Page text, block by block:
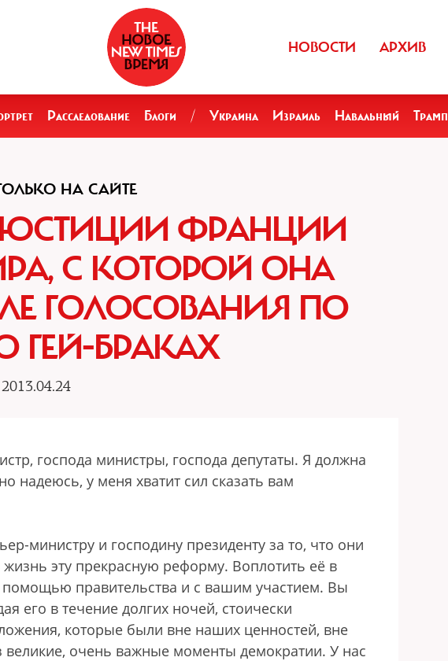
НОВОСТИ АРХИВ
Расследование Блоги / Украина Израиль Навальный Трамп
НА САЙТЕ
ЮСТИЦИИ ФРАНЦИИ
С КОТОРОЙ ОНА
ГОЛОСОВАНИЯ ПО
ГЕЙ-БРАКАХ
2013.04.24
господа министры, господа депутаты. Я должна
надеюсь, у меня хватит сил сказать вам
министру и господину президенту за то, что они
эту прекрасную реформу. Воплотить её в
правительства и с вашим участием. Вы
его в течение долгих ночей, стоически
которые были вне наших ценностей, вне
очень важные моменты демократии. У нас